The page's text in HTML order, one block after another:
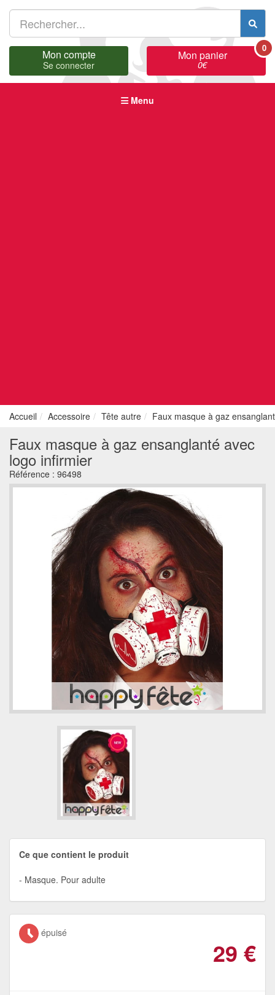
Mon compte
Se connecter
Mon panier
0€
0
Menu
Accueil Accessoire Tête autre Faux masque à gaz
Faux masque à gaz ensanglanté avec
logo infirmier
Référence : 96498
Ce que contient le produit
Masque. Pour adulte
épuisé
29 €